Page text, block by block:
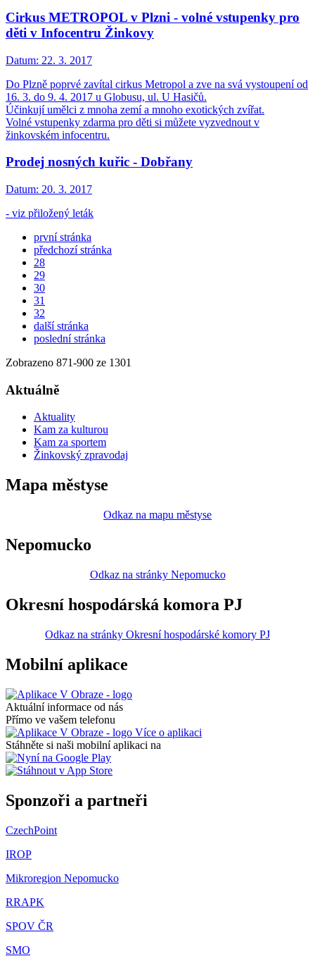
Cirkus METROPOL v Plzni - volné vstupenky pro
děti v Infocentru Žinkovy
Datum: 22. 3. 2017
Do Plzně poprvé zavítal cirkus Metropol a zve na svá vystoupení od
16. 3. do 9. 4. 2017 u Globusu, ul. U Hasičů.
Účinkují umělci z mnoha zemí a mnoho exotických zvířat.
Volné vstupenky zdarma pro děti si můžete vyzvednout v
žinkovském infocentru.
Prodej nosných kuřic - Dobřany
Datum: 20. 3. 2017
- viz přiložený leták
první stránka
předchozí stránka
28
29
30
31
32
další stránka
poslední stránka
Zobrazeno 871-900 ze 1301
Aktuálně
Aktuality
Kam za kulturou
Kam za sportem
Žinkovský zpravodaj
Mapa městyse
Odkaz na mapu městyse
Nepomucko
Odkaz na stránky Nepomucko
Okresní hospodárská komora PJ
Odkaz na stránky Okresní hospodárské komory PJ
Mobilní aplikace
Aktuální informace od nás
Přímo ve vašem telefonu
Více o aplikaci
Stáhněte si naši mobilní aplikaci na
Sponzoři a partneři
CzechPoint
IROP
Mikroregion Nepomucko
RRAPK
SPOV ČR
SMO